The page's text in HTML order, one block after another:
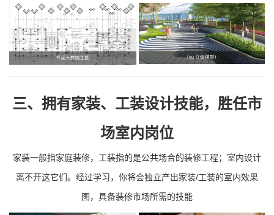
三、拥有家装、工装设计技能，胜任市
场室内岗位
家装一般指家庭装修，工装指的是公共场合的装修工程；室内设计
离不开这它们。经过学习，你将会独立产出家装/工装的室内效果
图，具备装修市场所需的技能